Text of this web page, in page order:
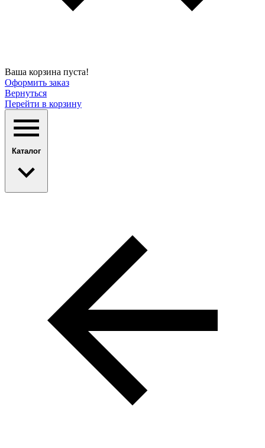
Ваша корзина пуста!
Оформить заказ
Вернуться
Перейти в корзину
Каталог